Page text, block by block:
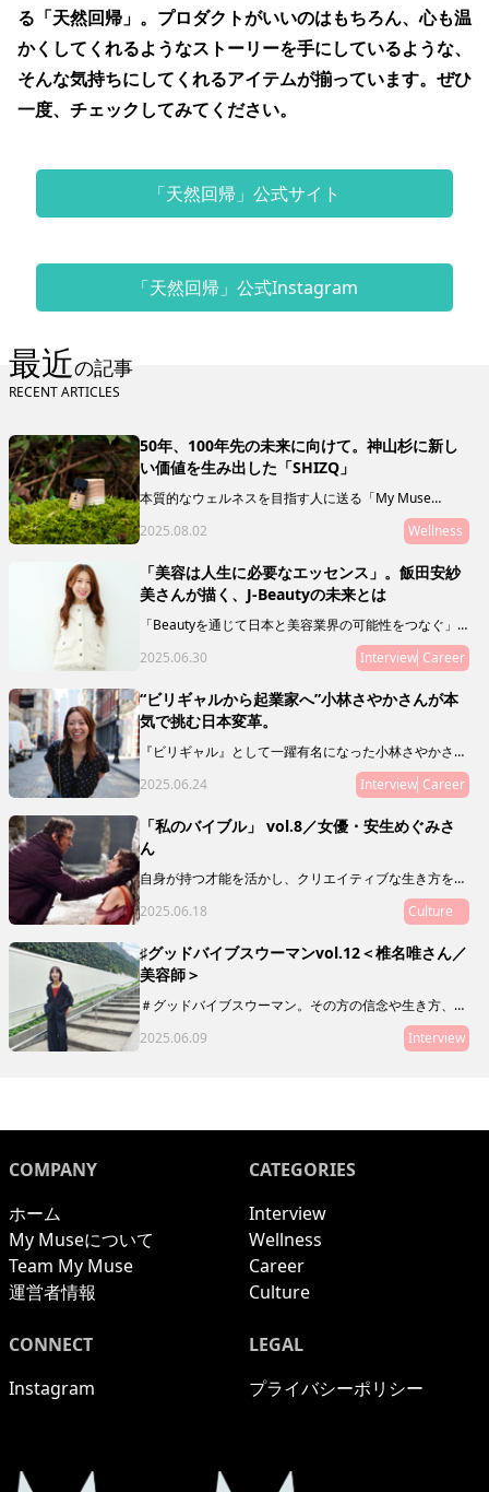
る「天然回帰」。プロダクトがいいのはもちろん、心も温
かくしてくれるようなストーリーを手にしているような、
そんな気持ちにしてくれるアイテムが揃っています。ぜひ
一度、チェックしてみてください。
「天然回帰」公式サイト
「天然回帰」公式Instagram
最近の記事
RECENT ARTICLES
50年、100年先の未来に向けて。神山杉に新し
い価値を生み出した「SHIZQ」
本質的なウェルネスを目指す人に送る「My Muse
Selection」。最終回を飾るのは、徳島県の神山を拠点
に活動する「SHIZQ（しずく）」。山や川を守るために
「木を使う」というコンセプトのもと、器やアロマを製
作・販売しています。 「質がいいもの」の奥に潜むリ
レーションシップ（関連性やつながり）に目を向けるこ
とで、50年後の私たちの未来に繋げていきましょう。
2025.08.02 Wellness
「美容は人生に必要なエッセンス」。飯田安紗
美さんが描く、J-Beautyの未来とは
「Beautyを通じて日本と美容業界の可能性をつなぐ」
ことをミッションとし、新規事業やマガジン、複業支援
などを通じて、J Beautyを世界へ拡げる活動をリードし
ている飯田 安紗美さんにインタビュー。日本の美容業
界の可能性とは？ その未来とは？ 飯田さんの人生経
験ならではの想いを語ってもらいました。
2025.06.30 Interview Career
“ビリギャルから起業家へ”小林さやかさんが本
気で挑む日本変革。
『ビリギャル』として一躍有名になった小林さやかさ
ん。偏差値30から慶應合格というサクセスストーリーの
主人公でありながら、彼女が伝えたいのは「頑張れば夢
は叶う！」なんていう、単純な話ではありません。教育
や人生について独自のスタンスで発信を続ける小林さん
に、現在の活動や目指しているものを聞いてみました。
2025.06.24 Interview Career
「私のバイブル」 vol.8／女優・安生めぐみさ
ん
自身が持つ才能を活かし、クリエイティブな生き方をし
ている素敵な人に、ミューズたちの指針や道標となり、
My Museの在り方を体現するような映画や本、アート
2025.06.18 Culture
♯グッドバイブスウーマンvol.12＜椎名唯さん／
美容師＞
＃グッドバイブスウーマン。その方の信念や生き方、在
り方がわかるような、「10の質問」をお届けします。本
連載は、グッドバイブスな友人・知人をご紹介していく
リレー形式。第12回目にご登場いただくのは、美容師の
2025.06.09 Interview
COMPANY
ホーム
My Museについて
Team My Muse
運営者情報
CATEGORIES
Interview
Wellness
Career
Culture
CONNECT
Instagram
LEGAL
プライバシーポリシー